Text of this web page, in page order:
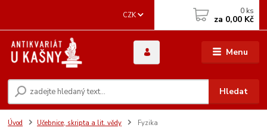
Menu
CZK
Hledat
0 ks
za 0,00 Kč
Úvod Učebnice, skripta a lit. vědy Fyzika